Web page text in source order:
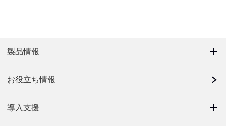
製品情報
お役立ち情報
導入支援